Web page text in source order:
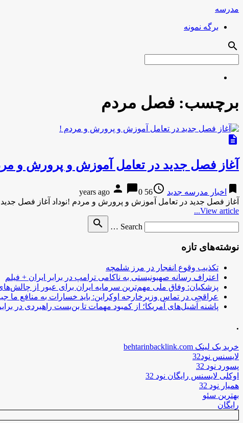
مدرسه
برگه نمونه
search
برچسب: فصل مردم
description
آغاز فصل جدید در تعامل آموزش و پرورش و
bookmark اخبار مدرسه جدید access_time
56 years ago
person chat_bubble0
آغاز فصل جدید در تعامل آموزش و پرورش و مردم !نوداد آغاز فصل
View article...
Search …
search
نوشته‌های تازه
تکذیب وقوع انفجار در مرز شلمچه
اعتراف رسانه صهیونیستی به ناکامی ترامپ در برابر ایران + فیلم
پزشکیان: وفاق ملی مهم‌ترین سرمایه ایران برای عبور از
عراقچی در تماس وزیرخارجه اوکراین: باید خسارات به منافع ما
پاشنه آشیل‌های آمریکا؛ از کمبود مهمات تا بن‌بست راهبردی در
.
خرید بک لینک behtarinbacklink.com
لایسنس نود32
پسورد نود 32
اوکلی لایسنس رایگان نود 32
همیار نود 32
بهترین سئو
رایگان